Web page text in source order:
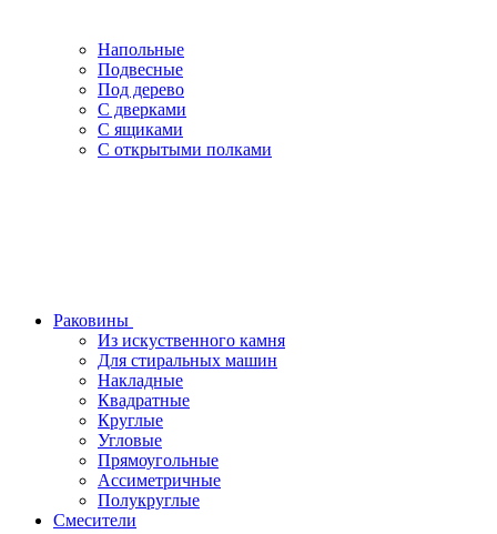
Напольные
Подвесные
Под дерево
С дверками
С ящиками
С открытыми полками
Раковины
Из искуственного камня
Для стиральных машин
Накладные
Квадратные
Круглые
Угловые
Прямоугольные
Ассиметричные
Полукруглые
Смесители